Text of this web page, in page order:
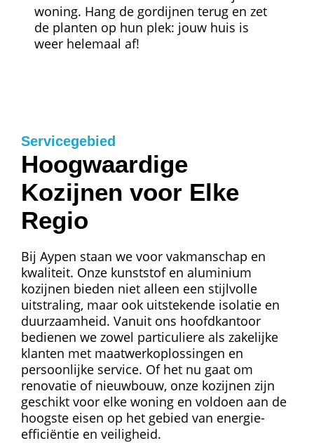
woning. Hang de gordijnen terug en zet
de planten op hun plek: jouw huis is
weer helemaal af!
Servicegebied
Hoogwaardige
Kozijnen voor Elke
Regio
Bij Aypen staan we voor vakmanschap en
kwaliteit. Onze kunststof en aluminium
kozijnen bieden niet alleen een stijlvolle
uitstraling, maar ook uitstekende isolatie en
duurzaamheid. Vanuit ons hoofdkantoor
bedienen we zowel particuliere als zakelijke
klanten met maatwerkoplossingen en
persoonlijke service. Of het nu gaat om
renovatie of nieuwbouw, onze kozijnen zijn
geschikt voor elke woning en voldoen aan de
hoogste eisen op het gebied van energie-
efficiëntie en veiligheid.